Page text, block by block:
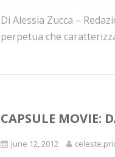
Di Alessia Zucca –
perpetua che
CAPSULE MOVIE:
June 12, 2012